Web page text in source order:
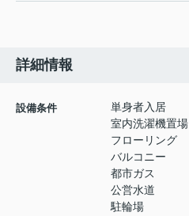
詳細情報
設備条件
単身者入居
室内洗濯機置場
フローリング
バルコニー
都市ガス
公営水道
駐輪場